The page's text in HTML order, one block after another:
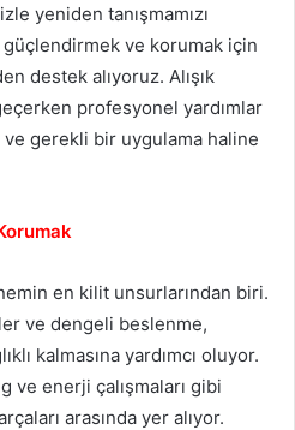
yeniden tanışmamızı
güçlendirmek ve korumak için
destek alıyoruz. Alışık
profesyonel yardımlar
ve gerekli bir uygulama haline
en kilit unsurlarından biri.
ve dengeli beslenme,
kalmasına yardımcı oluyor.
ve enerji çalışmaları gibi
arasında yer alıyor.